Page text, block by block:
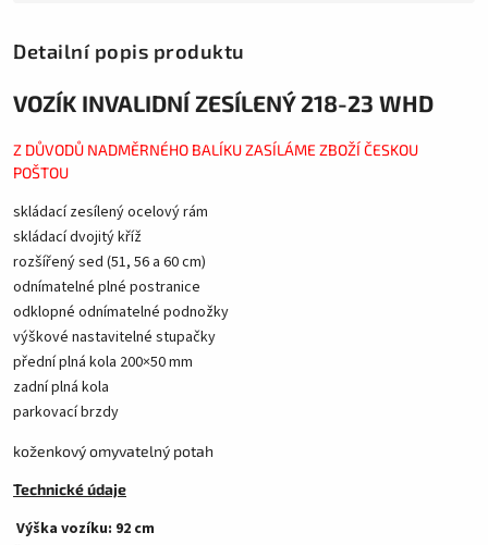
Detailní popis produktu
VOZÍK INVALIDNÍ ZESÍLENÝ 218-23 WHD
Z DŮVODŮ NADMĚRNÉHO BALÍKU ZASÍLÁME ZBOŽÍ ČESKOU
POŠTOU
skládací zesílený ocelový rám
skládací dvojitý kříž
rozšířený sed (51, 56 a 60 cm)
odnímatelné plné postranice
odklopné odnímatelné podnožky
výškové nastavitelné stupačky
přední plná kola 200×50 mm
zadní plná kola
parkovací brzdy
koženkový omyvatelný potah
Technické údaje
Výška vozíku: 92 cm